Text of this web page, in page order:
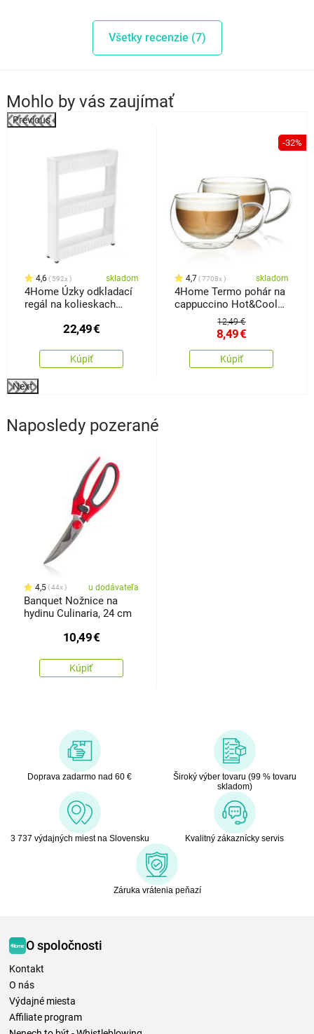
Všetky recenzie (7)
Mohlo by vás zaujímať
Previous
4,6 592x skladom
4Home Úzky odkladací
regál na kolieskach
22,49€
Kúpiť
-32%
4,7 7708x skladom
4Home Termo pohár na
cappuccino Hot&Cool
280 ml, 2 ks12,49 €
8,49€
Kúpiť
Next
Naposledy pozerané
4,5 44x u dodávateľa
Banquet Nožnice na
hydinu Culinaria, 24 cm
10,49€
Kúpiť
Doprava zadarmo nad 60 €
Široký výber tovaru (99 % tovaru
skladom)
3 737 výdajných miest na Slovensku Kvalitný zákaznícky servis
Záruka vrátenia peňazí
O spoločnosti
Kontakt
O nás
Výdajné miesta
Affiliate program